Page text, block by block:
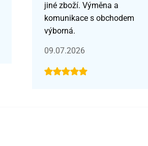
jiné zboží. Výměna a
komunikace s obchodem
výborná.
09.07.2026